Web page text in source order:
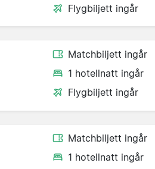
Flygbiljett ingår
Matchbiljett ingår
1 hotellnatt ingår
Flygbiljett ingår
Matchbiljett ingår
1 hotellnatt ingår